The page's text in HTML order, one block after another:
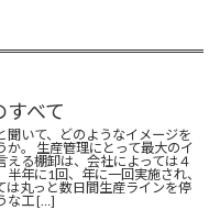
すべて
聞いて、どのようなイメージを
か。 生産管理にとって最大のイ
える棚卸は、会社によっては４
半年に1回、年に一回実施され、
は丸っと数日間生産ラインを停
な工 […]